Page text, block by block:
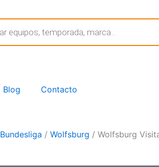
Blog Contacto
Bundesliga / Wolfsburg / Wolfsburg